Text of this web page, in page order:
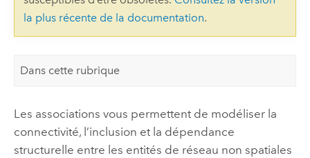
la plus récente de la documentation.
Dans cette rubrique
Les associations vous permettent de modéliser la
connectivité, l’inclusion et la dépendance
structurelle entre les entités de réseau non spatiales